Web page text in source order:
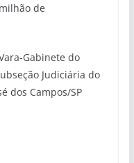
de
Gabinete do
Judiciária do
dos Campos/SP